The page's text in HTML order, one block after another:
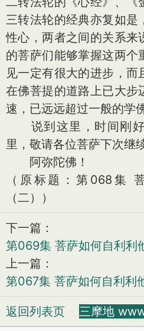
三转法轮的经典亦复如是
性心，两者之间的关系来
的菩萨们能够掌握这两个
见一定有很大的进步，
在佛菩提的道路上已大步
速，已远远超过一般的学
说到这里，时间刚好
里，敬请各位菩萨下次继
阿弥陀佛！
（原标题：第068集
（二））
下一篇：
第069集 菩萨如何自利利
上一篇：
第067集 菩萨如何自利利
返回列表页 三摩地